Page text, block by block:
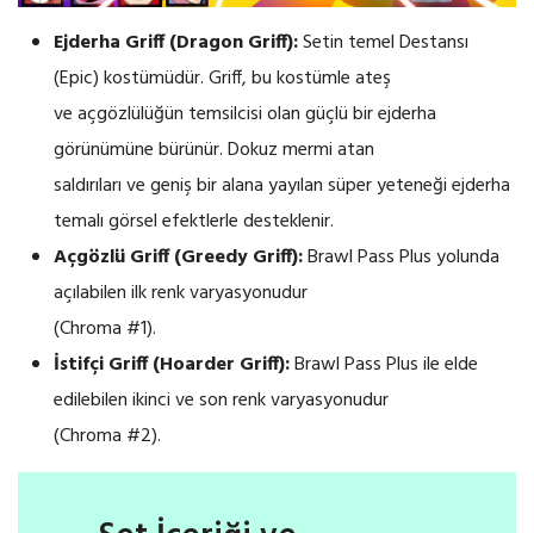
Ejderha Griff (Dragon Griff):Setin temel Destansı
(Epic) kostümüdür. Griff, bu kostümle ateş
ve açgözlülüğün temsilcisi olan güçlü bir ejderha
görünümüne bürünür. Dokuz mermi atan
saldırıları ve geniş bir alana yayılan süper yeteneği ejderha
temalı görsel efektlerle desteklenir.
Açgözlü Griff (Greedy Griff):Brawl Pass Plus yolunda
açılabilen ilk renk varyasyonudur
(Chroma #1).
İstifçi Griff (Hoarder Griff):Brawl Pass Plus ile elde
edilebilen ikinci ve son renk varyasyonudur
(Chroma #2).